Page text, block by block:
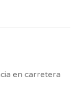
en carretera